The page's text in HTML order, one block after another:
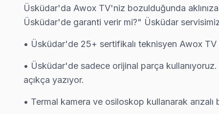
Üsküdar'da Ferah mahallesi için Awox TV tamir randevusu
Awox Servis Merkezi →
Güzeltepe Awox Servis
Güzeltepe'de Awox TV ses ama görüntü yok sorununu
İcadiye bölgesindeki Awox kullanıcıları için haftanın 7
Üsküdar'da Awox TV'niz bozulduğunda
Üsküdar'de garanti verir mi?" Üsküdar
• Üsküdar'de 25+ sertifikalı teknisyen Awox
• Üsküdar'de sadece orijinal parça
açıkça yazıyor.
• Termal kamera ve osiloskop kullanarak